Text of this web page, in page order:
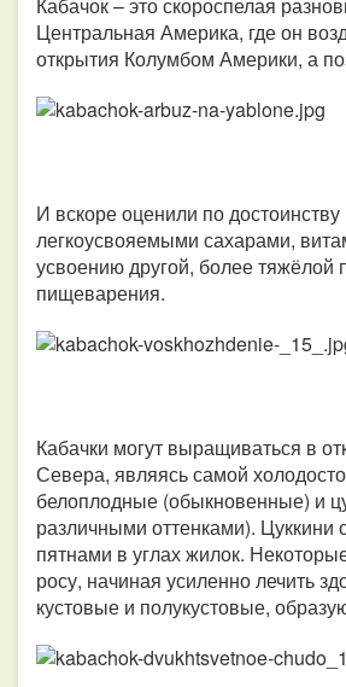
Центральная Америка, где он
открытия Колумбом Америки, а
И вскоре оценили по
легкоусвояемыми сахарами,
усвоению другой, более тяжёлой
пищеварения.
Кабачки могут выращиваться в
Севера, являясь самой
белоплодные (обыкновенные) и
различными оттенками).
пятнами в углах жилок.
росу, начиная усиленно лечить
кустовые и полукустовые,